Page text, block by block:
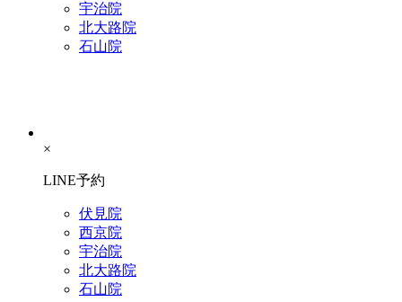
宇治院
北大路院
石山院
×
LINE予約
伏見院
西京院
宇治院
北大路院
石山院